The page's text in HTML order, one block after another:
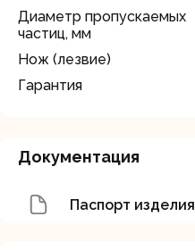
Диаметр пропускаемых
частиц, мм
Нож (лезвие)
Гарантия
Документация
Паспорт изделия